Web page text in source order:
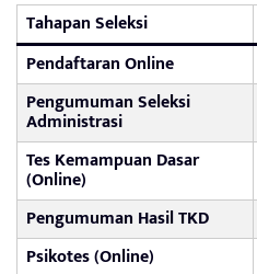
Tahapan Seleksi
Pendaftaran Online
Pengumuman Seleksi
Administrasi
Tes Kemampuan Dasar
(Online)
Pengumuman Hasil TKD
Psikotes (Online)